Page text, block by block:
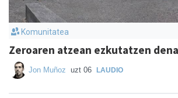
Komunitatea
Zeroaren atzean ezkutatzen dena
Jon Muñoz uzt 06 LAUDIO